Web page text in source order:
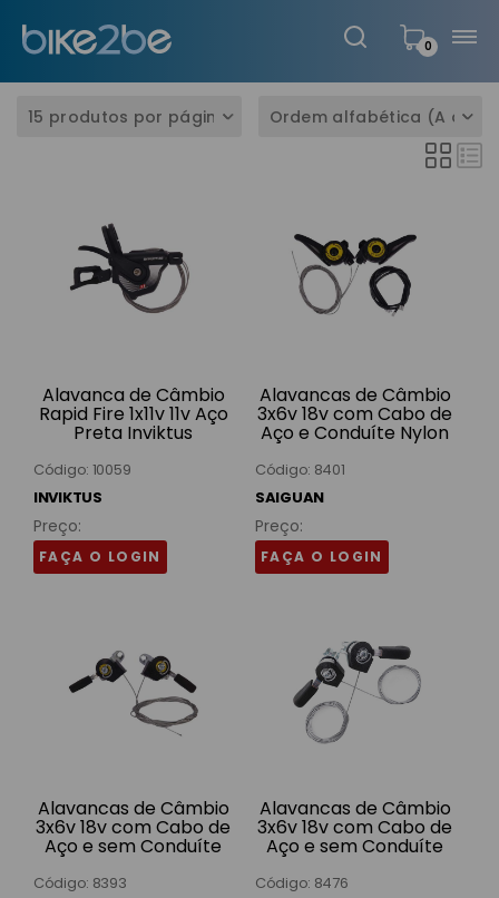
0
Alavanca de Câmbio
Rapid Fire 1x11v 11v Aço
Preta Inviktus
Código: 10059
INVIKTUS
Preço:
FAÇA O LOGIN
Alavancas de Câmbio
3x6v 18v com Cabo de
Aço e Conduíte Nylon
Pretas KD-03 Saiguan
Código: 8401
SAIGUAN
Preço:
FAÇA O LOGIN
Alavancas de Câmbio
3x6v 18v com Cabo de
Aço e sem Conduíte
Alumínio Polidas SFT-
335PA Power
Código: 8393
Alavancas de Câmbio
3x6v 18v com Cabo de
Aço e sem Conduíte
Alumínio Polidas SSK-
03 Bravvos
Código: 8476